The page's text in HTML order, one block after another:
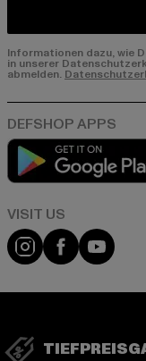
Informationen dazu, wie
in unserer
abmelden.
Visit ourVisit our
Visit